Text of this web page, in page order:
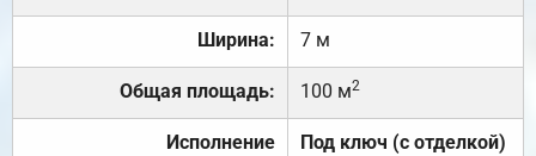
Ширина: 7 м
Общая площадь: 100 м2
Исполнение Под ключ (с отделкой)